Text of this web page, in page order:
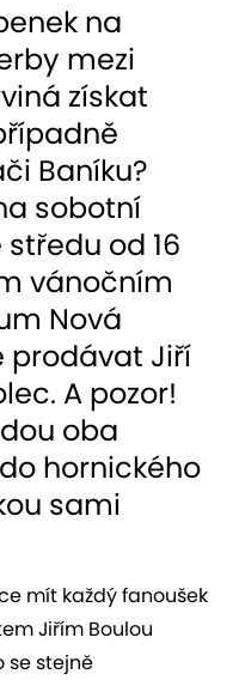
na
mezi
získat
Baníku?
sobotní
od 16
vánočním
Nová
prodávat Jiří
A pozor!
oba
hornického
sami
mít každý fanoušek
Jiřím Boulou
se stejně